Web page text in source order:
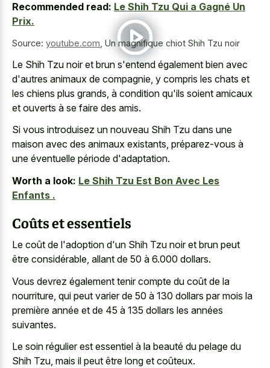
Recommended read: Le Shih Tzu Qui a Gagné Un
Prix.
Source: youtube.com, Un magnifique chiot Shih Tzu noir
Le Shih Tzu noir et brun s'entend également bien avec
d'autres animaux de compagnie, y compris les chats et
les chiens plus grands, à condition qu'ils soient amicaux
et ouverts à se faire des amis.
Si vous introduisez un nouveau Shih Tzu dans une
maison avec des animaux existants, préparez-vous à
une éventuelle période d'adaptation.
Worth a look: Le Shih Tzu Est Bon Avec Les
Enfants .
Coûts et essentiels
Le coût de l'adoption d'un Shih Tzu noir et brun peut
être considérable, allant de 50 à 6.000 dollars.
Vous devrez également tenir compte du coût de la
nourriture, qui peut varier de 50 à 130 dollars par mois la
première année et de 45 à 135 dollars les années
suivantes.
Le soin régulier est essentiel à la beauté du pelage du
Shih Tzu, mais il peut être long et coûteux.